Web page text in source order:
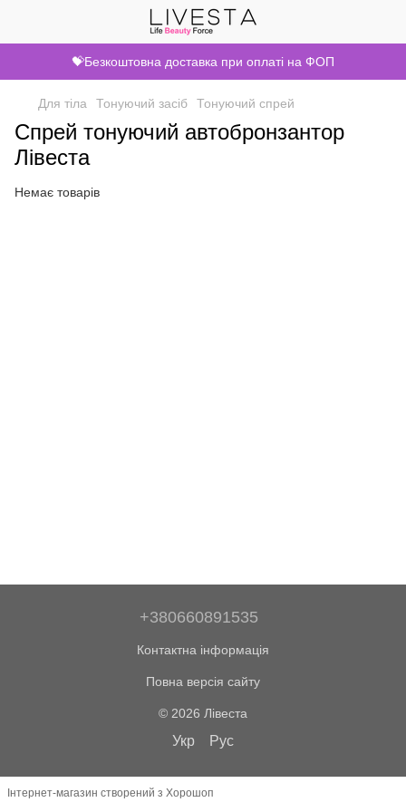
💝Безкоштовна доставка при оплаті на ФОП
Для тіла Тонуючий засіб Тонуючий спрей
Спрей тонуючий автобронзантор
Лівеста
Немає товарів
+380660891535
Контактна інформація
Повна версія сайту
© 2026 Лівеста
Укр Рус
Інтернет-магазин створений з Хорошоп